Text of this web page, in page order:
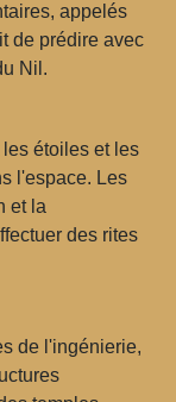
appelés
de prédire avec
Nil.
étoiles et les
l'espace. Les
et la
des rites
de l'ingénierie,